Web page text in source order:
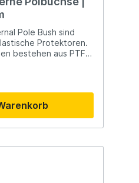
Pole Bush sind
Protektoren.
bestehen aus PTFE
während